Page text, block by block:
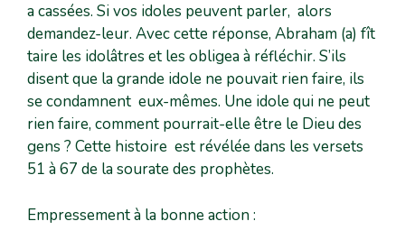
a cassées. Si vos idoles peuvent parler, alors
demandez-leur. Avec cette réponse, Abraham (a) fît
taire les idolâtres et les obligea à réfléchir. S’ils
disent que la grande idole ne pouvait rien faire, ils
se condamnent eux-mêmes. Une idole qui ne peut
rien faire, comment pourrait-elle être le Dieu des
gens ? Cette histoire est révélée dans les versets
51 à 67 de la sourate des prophètes.
Empressement à la bonne action :